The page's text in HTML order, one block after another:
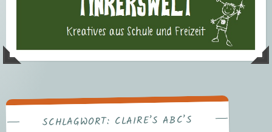
Tinkerswelt – Kreatives aus
Freizeit und Schule
SCHLAGWORT: CLAIRE’S ABC’S